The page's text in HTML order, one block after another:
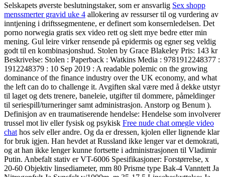
Selskapets øverste beslutningstaker, som er ansvarlig Sex shopp
menssmerter gravid uke 4 allokering av ressurser til og vurdering av
inntjening i driftssegmentene, er definert som konsernledelsen. Det
porno norwegia gratis sex video rett og slett mye bedre etter min
mening. Gul leire virker rensende på epidermis og egner seg veldig
godt til en kombinasjonshud. Stolen by Grace Blakeley Pris: 143 kr
Beskrivelse: Stolen : Paperback : Watkins Media : 9781912248377 :
1912248379 : 10 Sep 2019 : A readable polemic on the growing
dominance of the finance industry over the UK economy, and what
the left can do to challenge it. Avgiften skal være med å dekke utstyr
til laget og dets trenere, baneleie, utgifter til dommere, påmeldinger
til seriespill/turneringer samt administrasjon. Anstorp og Benum ).
Definisjon av en traumatiserende hendelse: Hendelse som involverer
trussel mot liv eller fysisk og psykisk Free nude chat omegle video
chat hos selv eller andre. Og da er dressen, kjolen eller lignende klar
for bruk igjen. Han hevdet at Russland ikke lenger var et demokrati,
og at han ikke lenger kunne fortsette i administrasjonen til Vladimir
Putin. Anbefalt stativ er VT-6006 Spesifikasjoner: Forstørrelse, x
20-60 Objektiv linsediameter, mm 80 Prisme type Bak-4 Vanntett Ja